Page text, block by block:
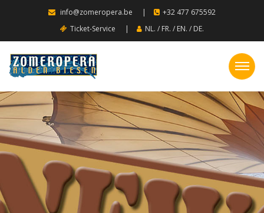
info@zomeropera.be |
+32 477 675592
Ticket-Service
| NL. / FR. / EN. / DE.